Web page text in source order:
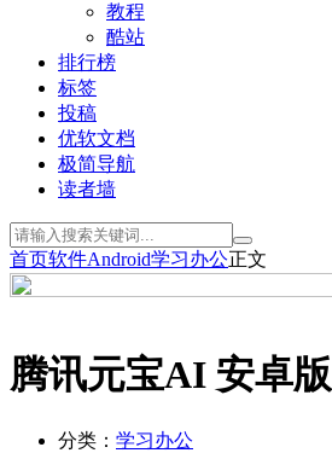
教程
酷站
排行榜
标签
投稿
优软文档
极简导航
读者墙
首页软件Android学习办公正文
腾讯元宝AI 安卓版
分类： 学习办公